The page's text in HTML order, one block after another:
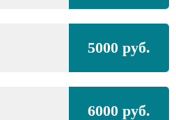
5000 руб.
6000 руб.